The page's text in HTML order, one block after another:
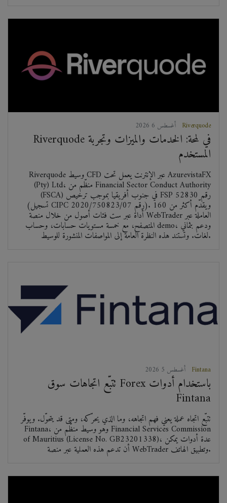
Riverquode
Riverquode في لمحة: الخدمات والميزات وتجربة
المستخدم
Riverquode وسيط CFD عبر الإنترنت يعمل تحت AzurevistaFX
(Pty) Ltd، منظّم من Financial Sector Conduct Authority
(FSCA) في جنوب أفريقيا بموجب ترخيص FSP رقم 52830
(تسجيل CIPC رقم 2020/750823/07). ويقدّم أكثر من 160
أداة عبر ست فئات أصول من خلال منصة WebTrader العاملة عبر
المتصفح، مع خمسة مستويات حسابات، وحساب demo، ودعم بثماني
لغات. وتستند هذه النظرة العامة إلى المواصفات المنشورة للوسيط.
Fintana
تتبّع اتجاهات سوق Forex باستخدام أدوات
Fintana
تتبّع اتجاه عملة يعني فهم اتجاهه، وما الذي يحرّكه، ومتى قد يتحوّل. ويوفّر
Fintana، وهو وسيط منظّم من Financial Services Commission
of Mauritius (License No. GB23201338)، عدة أدوات يمكن
أن تدعم هذه العملية عبر منصة WebTrader وتطبيق الهاتف.